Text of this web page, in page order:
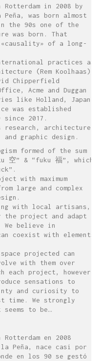
Rotterdam in 2008 by
was born almost
the 90s one of the
was born. That
«causality» of a long-
practices as
(Rem Koolhaas),
Chipperfield
Acme and Duggan
like Holland, Japan,
was established
since 2017.
research, architecture,
and graphic design.
formed of the sum
空” & “fuku 福”, which
with maximum
large and complex
with local artisans,
the project and adapt
We believe in
coexist with elements
projected can
with them over
each project, however
sensations to
and curiosity to
time. We strongly
to be…
en 2008
Peña, nace casi por
en los 90 se gestó